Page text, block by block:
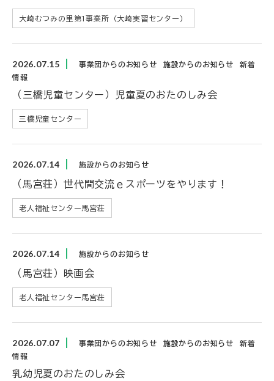
大崎むつみの里第1事業所（大崎実習センター）
2026.07.15 事業団からのお知らせ 施設からのお知らせ
新着
情報
（三橋児童センター）児童夏のおたのしみ会
三橋児童センター
2026.07.14 施設からのお知らせ
（馬宮荘）世代間交流ｅスポーツをやります！
老人福祉センター馬宮荘
2026.07.14 施設からのお知らせ
（馬宮荘）映画会
老人福祉センター馬宮荘
2026.07.07 事業団からのお知らせ 施設からのお知らせ
新着
情報
乳幼児夏のおたのしみ会